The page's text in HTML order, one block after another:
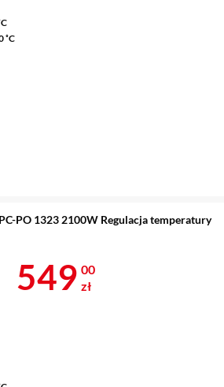
˚C
PO 1323 2100W Regulacja temperatury
Cena 549 zł
549 00
zł